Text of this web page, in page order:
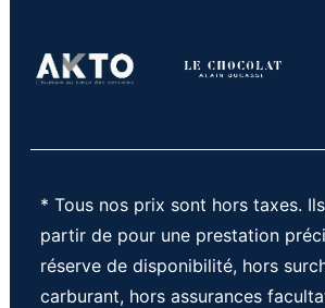
* Tous nos prix sont hors taxes. Ils
partir de pour une prestation
réserve de disponibilité, hors
carburant, hors assurances